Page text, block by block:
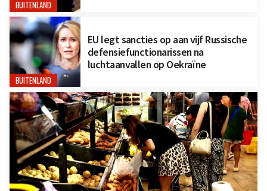
BUITENLAND
BUITENLAND
EU legt sancties op aan vijf Russische
defensiefunctionarissen na
luchtaanvallen op Oekraïne